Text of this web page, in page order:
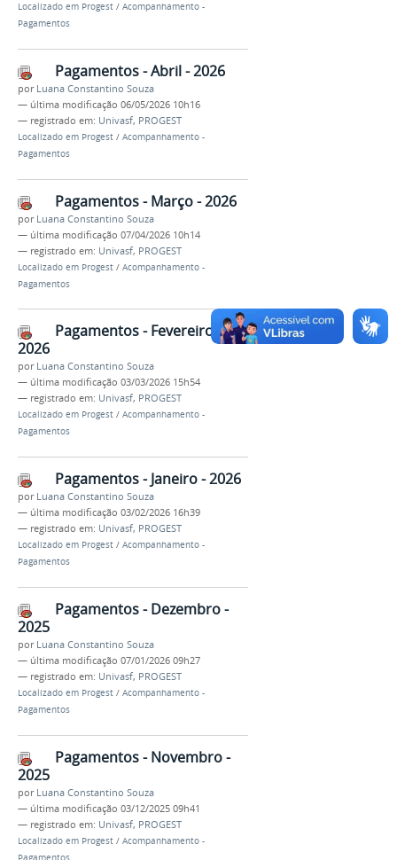
Localizado em Progest / Acompanhamento -
Pagamentos
Pagamentos - Abril - 2026
por Luana Constantino Souza
— última modificação 06/05/2026 10h16
— registrado em: Univasf, PROGEST
Localizado em Progest / Acompanhamento -
Pagamentos
Pagamentos - Março - 2026
por Luana Constantino Souza
— última modificação 07/04/2026 10h14
— registrado em: Univasf, PROGEST
Localizado em Progest / Acompanhamento -
Pagamentos
Pagamentos - Fevereiro -
2026
por Luana Constantino Souza
— última modificação 03/03/2026 15h54
— registrado em: Univasf, PROGEST
Localizado em Progest / Acompanhamento -
Pagamentos
Pagamentos - Janeiro - 2026
por Luana Constantino Souza
— última modificação 03/02/2026 16h39
— registrado em: Univasf, PROGEST
Localizado em Progest / Acompanhamento -
Pagamentos
Pagamentos - Dezembro -
2025
por Luana Constantino Souza
— última modificação 07/01/2026 09h27
— registrado em: Univasf, PROGEST
Localizado em Progest / Acompanhamento -
Pagamentos
Pagamentos - Novembro -
2025
por Luana Constantino Souza
— última modificação 03/12/2025 09h41
— registrado em: Univasf, PROGEST
Localizado em Progest / Acompanhamento -
Pagamentos